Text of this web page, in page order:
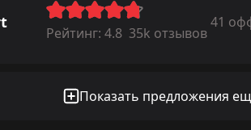
Рейтинг: 4.8 35k отзывов
41
Показать предложения